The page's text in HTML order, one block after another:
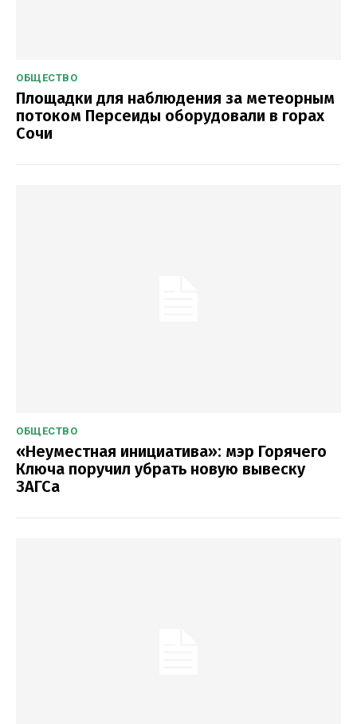
ОБЩЕСТВО
Площадки для наблюдения за метеорным
потоком Персеиды оборудовали в горах
Сочи
ОБЩЕСТВО
«Неуместная инициатива»: мэр Горячего
Ключа поручил убрать новую вывеску
ЗАГСа